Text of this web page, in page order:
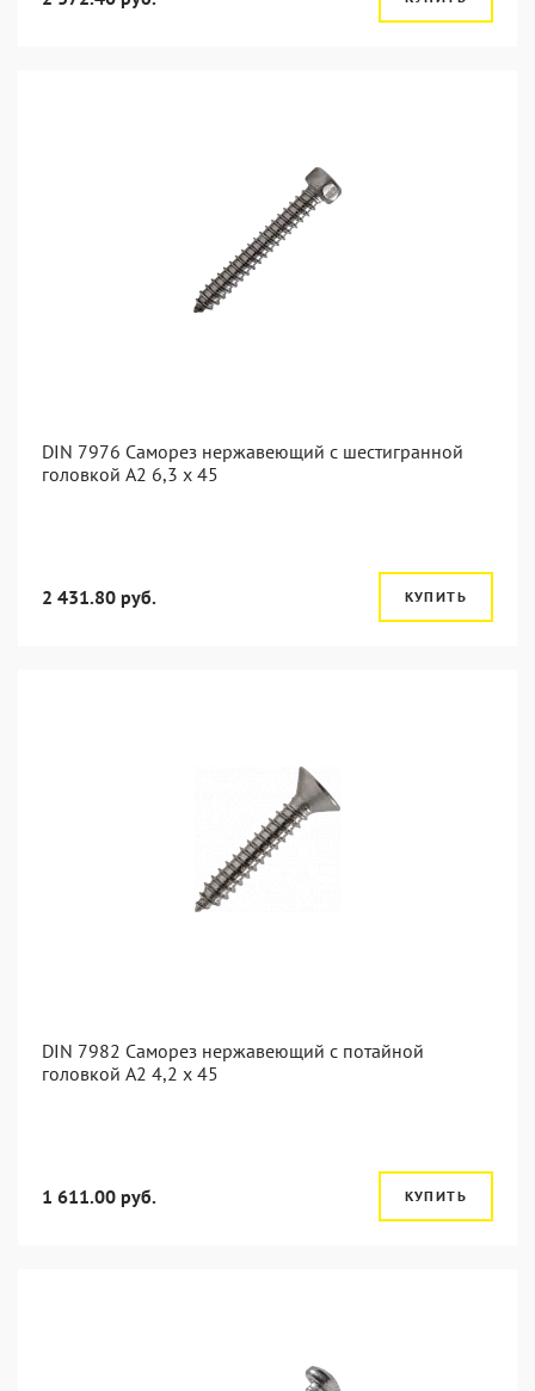
DIN 7976 Саморез нержавеющий с шестигранной
головкой А2 6,3 x 45
2 431.80 руб. КУПИТЬ
DIN 7982 Саморез нержавеющий с потайной
головкой А2 4,2 x 45
1 611.00 руб. КУПИТЬ